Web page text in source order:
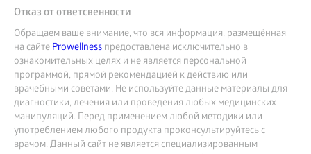
Отказ от ответсвенности
Обращаем ваше внимание, что вся информация, размещённая
на сайтеProwellness предоставлена исключительно в
ознакомительных целях и не является персональной
программой, прямой рекомендацией к действию или
врачебными советами. Не используйте данные материалы для
диагностики, лечения или проведения любых медицинских
манипуляций. Перед применением любой методики или
употреблением любого продукта проконсультируйтесь с
врачом. Данный сайт не является специализированным